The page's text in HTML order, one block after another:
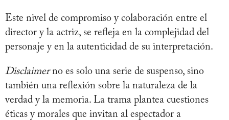
Este nivel de compromiso y colaboración entre el
director y la actriz, se refleja en la complejidad del
personaje y en la autenticidad de su interpretación.
Disclaimerno es solo una serie de suspenso, sino
también una reflexión sobre la naturaleza de la
verdad y la memoria. La trama plantea cuestiones
éticas y morales que invitan al espectador a